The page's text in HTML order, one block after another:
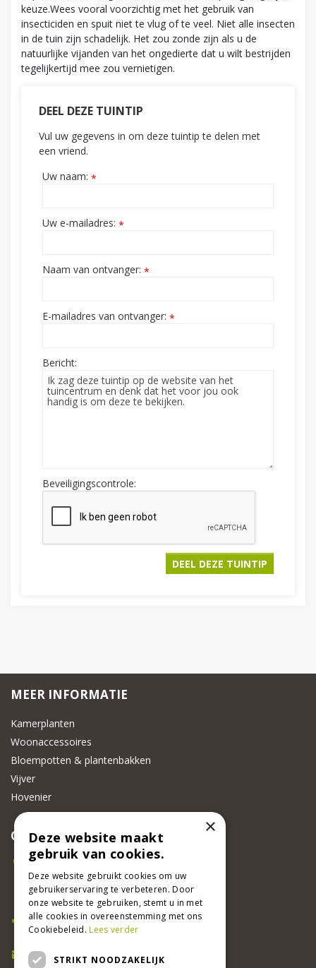
keuze.Wees vooral voorzichtig met het gebruik van
insecticiden en spuit niet te vlug of te veel. Niet alle insecten
in de tuin zijn schadelijk. Het zou zonde zijn als u de
natuurlijke vijanden van het ongedierte dat u wilt bestrijden
tegelijkertijd mee zou vernietigen.
DEEL DEZE TUINTIP
Vul uw gegevens in om deze tuintip te delen met
een vriend.
Uw naam: *
Uw e-mailadres: *
Naam van ontvanger: *
E-mailadres van ontvanger: *
Bericht:
Beveiligingscontrole:
MEER INFORMATIE
Kamerplanten
Woonaccessoires
Bloempotten & plantenbakken
Vijver
Hovenier
CONTACT
Beeker Tuincentrum
Adsteeg 31
6191 PW Beek
Bel ons
046 437 2881
E-mail
×
Deze website maakt
gebruik van cookies.
Deze website gebruikt cookies om uw
gebruikerservaring te verbeteren. Door
onze website te gebruiken, stemt u in met
alle cookies in overeenstemming met ons
Cookiebeleid.Lees verder
STRIKT NOODZAKELIJK